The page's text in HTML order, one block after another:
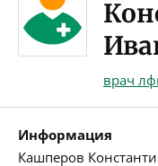
врач
Информация
Кашперов